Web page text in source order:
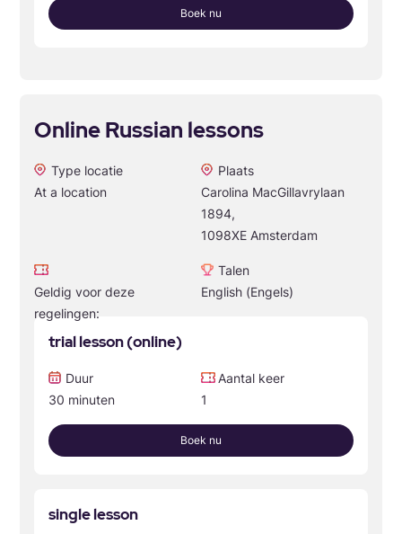
Boek nu
Online Russian lessons
Type locatie
At a location
Plaats
Carolina MacGillavrylaan
1894,
1098XE Amsterdam
Geldig voor deze
regelingen:
Talen
English (Engels)
trial lesson (online)
Duur
30 minuten
Aantal keer
1
Boek nu
single lesson